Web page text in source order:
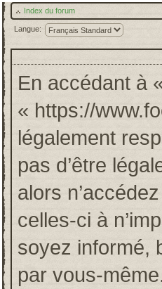
Index du forum
Langue:
En accédant à
« https://
légalement
pas d’être
alors
celles-ci à
soyez informé,
par vous-